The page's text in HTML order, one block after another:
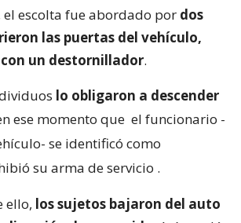
el escolta fue abordado por dos
las puertas del vehículo,
un destornillador.
lo obligaron a descender
ese momento que el funcionario -
se identificó como
su arma de servicio .
ello, los sujetos bajaron del auto